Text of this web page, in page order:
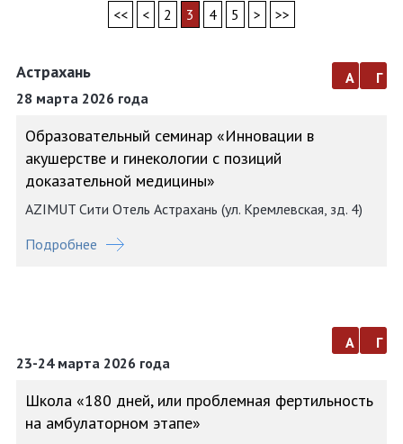
<< < 2 3 4 5 > >>
Астрахань
28 марта 2026 года
а г
Образовательный семинар «Инновации в
акушерстве и гинекологии с позиций
доказательной медицины»
AZIMUT Сити Отель Астрахань (ул. Кремлевская, зд. 4)
Подробнее
23-24 марта 2026 года
а г
Школа «180 дней, или проблемная фертильность
на амбулаторном этапе»